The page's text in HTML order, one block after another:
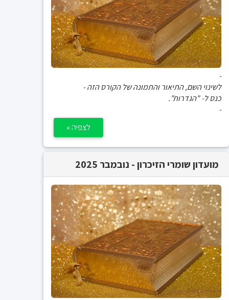
-
לשינוי השם, התיאור והתמונה של הקורס הזה -
כנס ל- "הגדרות".
-
לצפיה »
מועדון שומרי הזיכרון - נובמבר 2025